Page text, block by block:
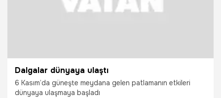
Dalgalar dünyaya ulaştı
6 Kasım’da güneşte meydana gelen patlamanın etkileri
dünyaya ulaşmaya başladı